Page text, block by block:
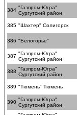
384 "Газпром-Югра"
Сургутский район
385 "Шахтер" Солигорск
386 "Белогорье"
387 "Газпром-Югра"
Сургутский район
388 "Газпром-Югра"
Сургутский район
389 "Тюмень" Тюмень
390 "Газпром-Югра"
Сургутский район